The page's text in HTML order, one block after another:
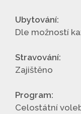
Ubytování:
Dle možností
Stravování:
Zajištěno
Program:
Celostátní